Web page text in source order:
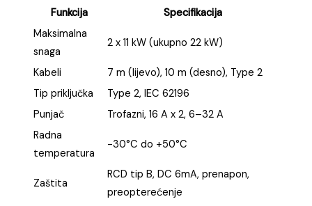
Funkcija
Specifikacija
Maksimalna
snaga
2 x 11 kW (ukupno 22 kW)
Kabeli
7 m (lijevo), 10 m (desno), Type 2
Tip priključka
Type 2, IEC 62196
Punjač
Trofazni, 16 A x 2, 6–32 A
Radna
temperatura
-30°C do +50°C
Zaštita
RCD tip B, DC 6mA, prenapon,
preopterećenje